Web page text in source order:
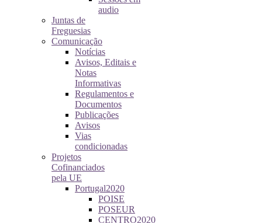
audio
Juntas de
Freguesias
Comunicação
Notícias
Avisos, Editais e
Notas
Informativas
Regulamentos e
Documentos
Publicações
Avisos
Vias
condicionadas
Projetos
Cofinanciados
pela UE
Portugal2020
POISE
POSEUR
CENTRO2020